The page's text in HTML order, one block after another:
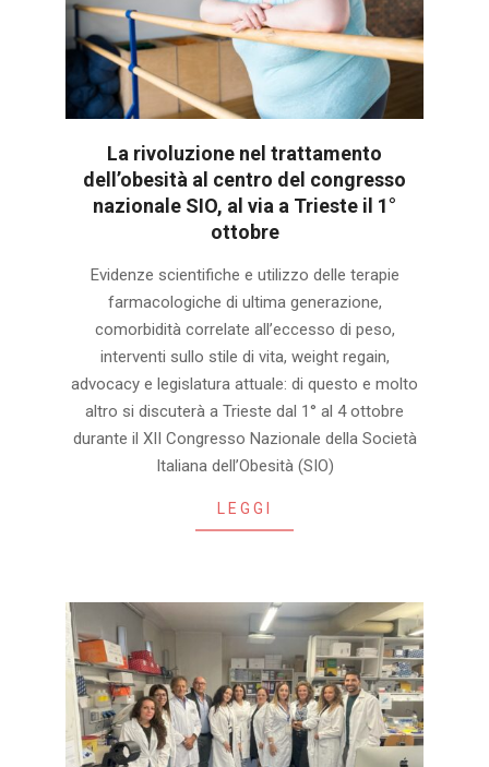
La rivoluzione nel trattamento
dell’obesità al centro del congresso
nazionale SIO, al via a Trieste il 1°
ottobre
Evidenze scientifiche e utilizzo delle terapie
farmacologiche di ultima generazione,
comorbidità correlate all’eccesso di peso,
interventi sullo stile di vita, weight regain,
advocacy e legislatura attuale: di questo e molto
altro si discuterà a Trieste dal 1° al 4 ottobre
durante il XII Congresso Nazionale della Società
Italiana dell’Obesità (SIO)
LEGGI